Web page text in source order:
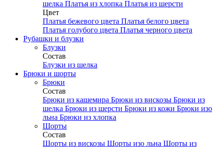
шелка Платья из хлопка Платья из шерсти
Цвет
Платья бежевого цвета Платья белого цвета
Платья голубого цвета Платья черного цвета
Рубашки и блузки
Блузки
Состав
Блузки из шелка
Брюки и шорты
Брюки
Состав
Брюки из кашемира Брюки из вискозы Брюки из
шелка Брюки из шерсти Брюки из кожи Брюки изо
льна Брюки из хлопка
Шорты
Состав
Шорты из вискозы Шорты изо льна Шорты из